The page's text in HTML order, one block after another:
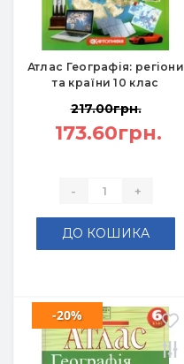
Атлас Географія: регіони
та країни 10 клас
217.00грн.
173.60грн.
- +
ДО КОШИКА
-20%